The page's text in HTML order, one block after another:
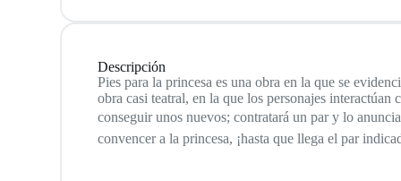
Descripción
Pies para la princesa es una obra en la que se
obra casi teatral, en la que los personajes
conseguir unos nuevos; contratará un par y lo
convencer a la princesa, ¡hasta que llega el par